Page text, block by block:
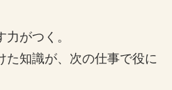
がつく。
た知識が、次の仕事で役に